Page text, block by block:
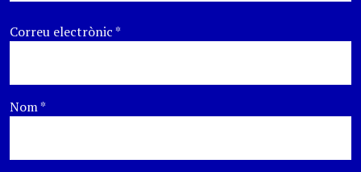
Correu electrònic*
Nom*